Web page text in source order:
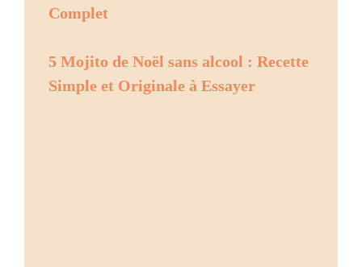
Complet
5 Mojito de Noël sans alcool : Recette
Simple et Originale à Essayer